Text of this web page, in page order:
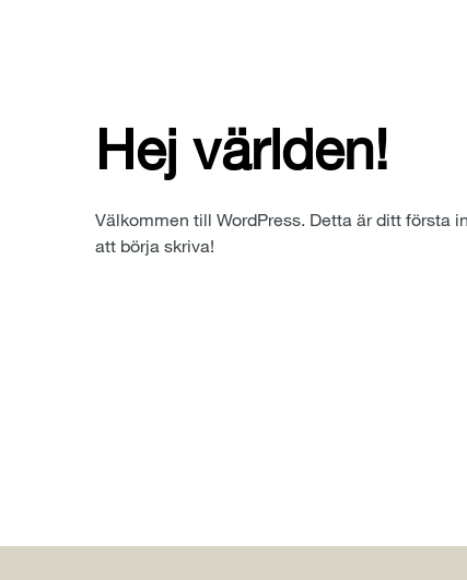
Hej världen!
Välkommen till WordPress. Detta är ditt första
att börja skriva!